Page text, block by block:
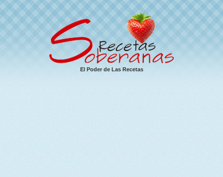
El Poder de Las Recetas